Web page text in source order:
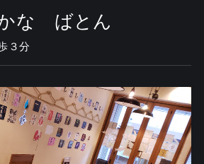
な ばとん
３分